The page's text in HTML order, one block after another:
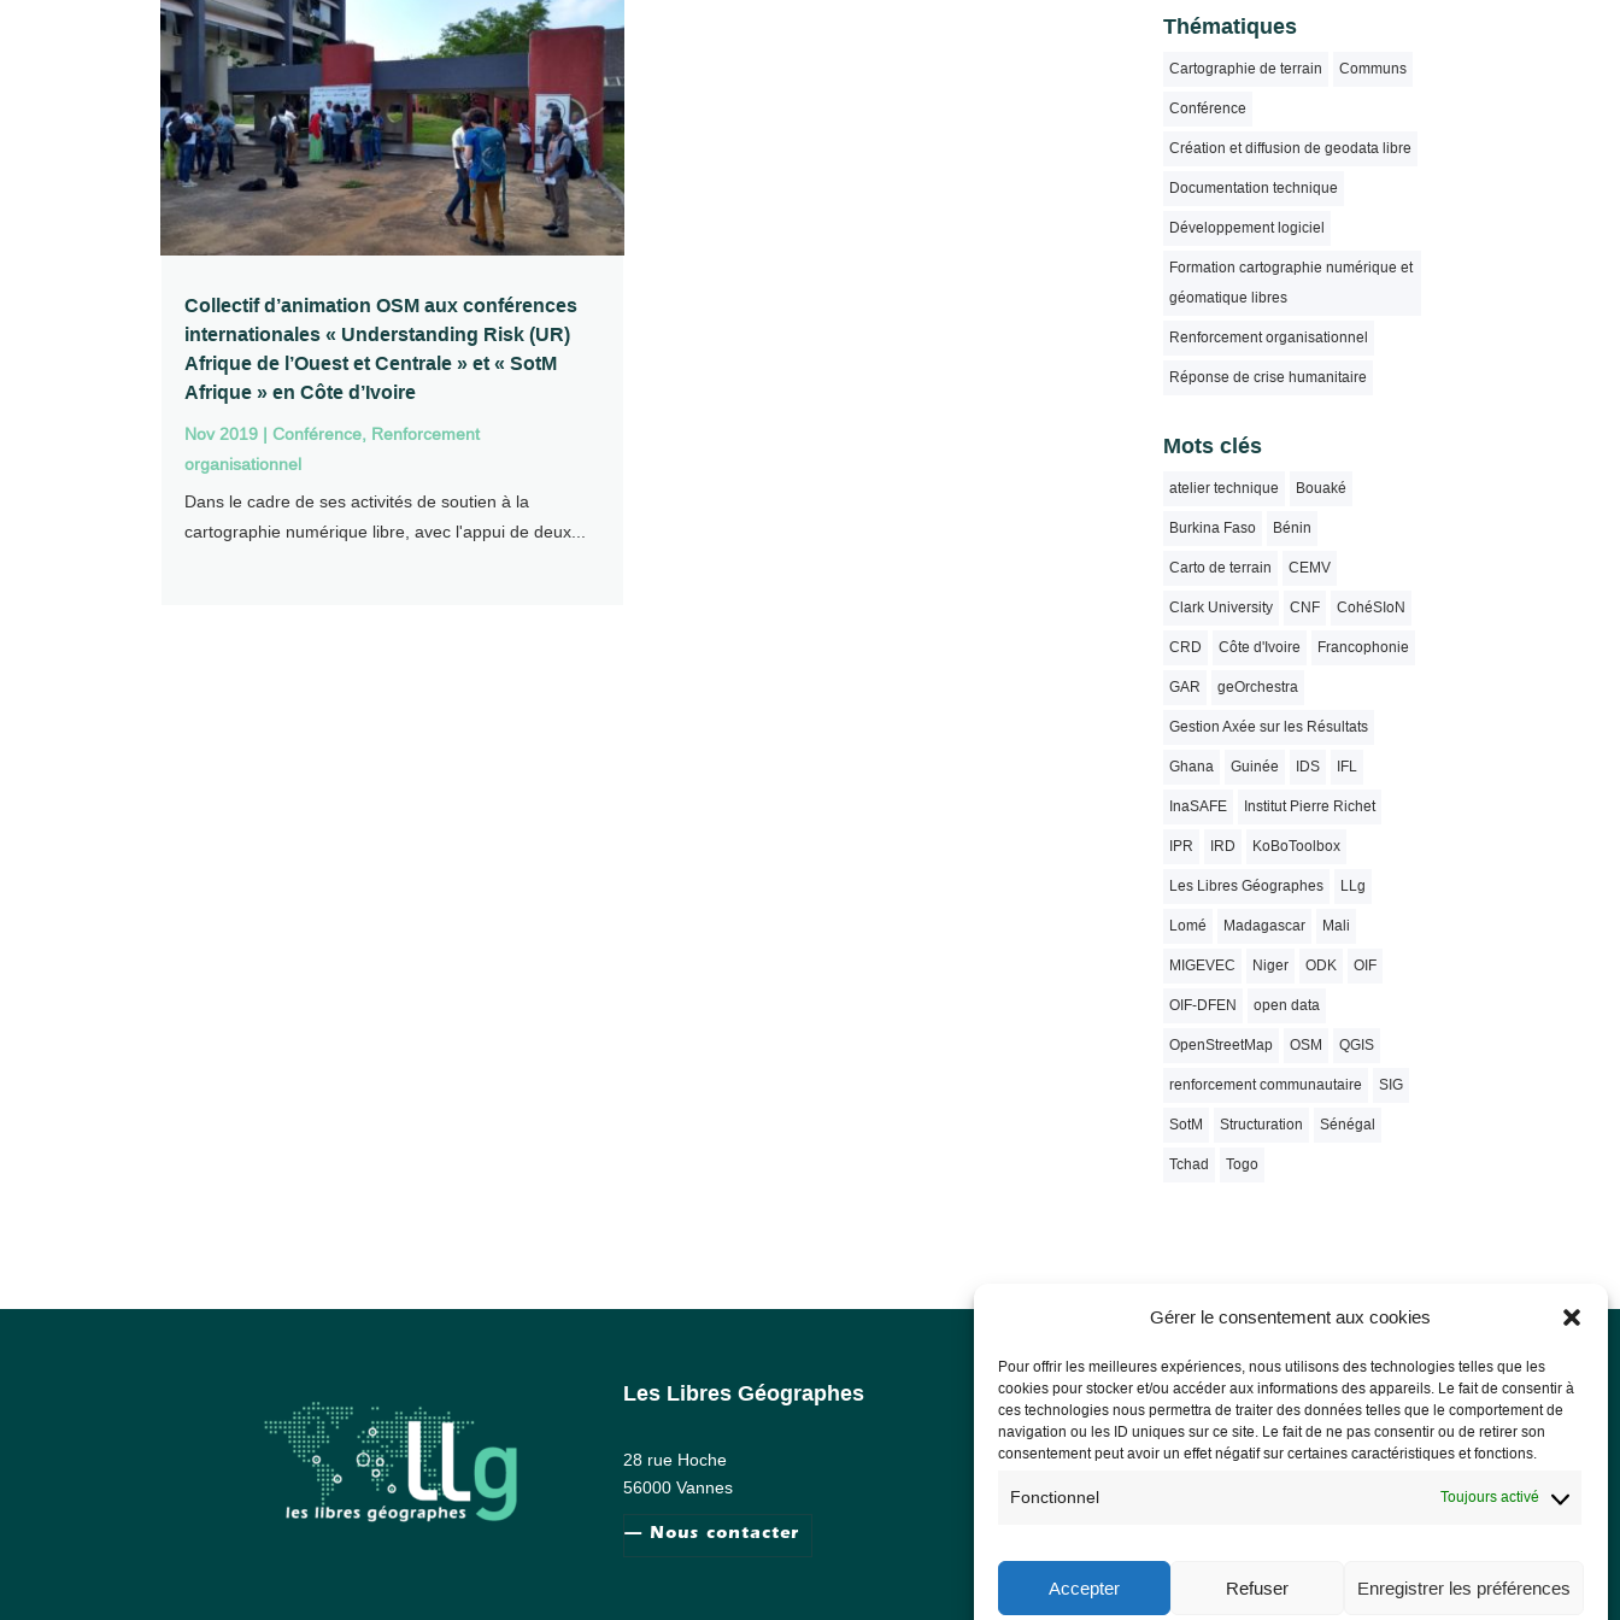
Gérer le consentement aux cookies
Pour offrir les meilleures expériences, nous utilisons des technologies telles que les
cookies pour stocker et/ou accéder aux informations des appareils. Le fait de consentir à
ces technologies nous permettra de traiter des données telles que le comportement de
navigation ou les ID uniques sur ce site. Le fait de ne pas consentir ou de retirer son
consentement peut avoir un effet négatif sur certaines caractéristiques et fonctions.
Fonctionnel Toujours activé
Accepter Refuser Enregistrer les préférences
Collectif d’animation OSM aux conférences
internationales « Understanding Risk (UR)
Afrique de l’Ouest et Centrale » et « SotM
Afrique » en Côte d’Ivoire
Nov 2019 |Conférence, Renforcement
organisationnel
Dans le cadre de ses activités de soutien à la
cartographie numérique libre, avec l'appui de deux...
Thématiques
Cartographie de terrain Communs
Conférence
Création et diffusion de geodata libre
Documentation technique
Développement logiciel
Formation cartographie numérique et
géomatique libres
Renforcement organisationnel
Réponse de crise humanitaire
Mots clés
atelier technique Bouaké
Burkina Faso Bénin
Carto de terrain CEMV
Clark University CNF CohéSIoN
CRD Côte d'Ivoire Francophonie
GAR geOrchestra
Gestion Axée sur les Résultats
Ghana Guinée IDS IFL
InaSAFE Institut Pierre Richet
IPR IRD KoBoToolbox
Les Libres Géographes LLg
Lomé Madagascar Mali
MIGEVEC Niger ODK OIF
OIF-DFEN open data
OpenStreetMap OSM QGIS
renforcement communautaire SIG
SotM Structuration Sénégal
Tchad Togo
Les Libres Géographes
28 rue Hoche
56000 Vannes
— Nous contacter
Informations légales
Mentions légales